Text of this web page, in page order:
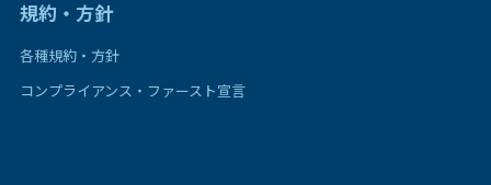
規約・方針
各種規約・方針
コンプライアンス・ファースト宣言